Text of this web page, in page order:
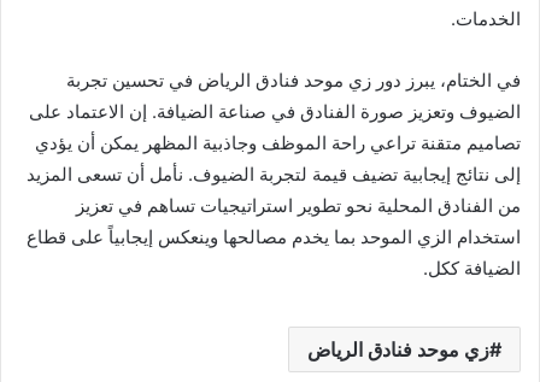
الخدمات.
في الختام، يبرز دور زي موحد فنادق الرياض في تحسين تجربة
الضيوف وتعزيز صورة الفنادق في صناعة الضيافة. إن الاعتماد على
تصاميم متقنة تراعي راحة الموظف وجاذبية المظهر يمكن أن يؤدي
إلى نتائج إيجابية تضيف قيمة لتجربة الضيوف. نأمل أن تسعى المزيد
من الفنادق المحلية نحو تطوير استراتيجيات تساهم في تعزيز
استخدام الزي الموحد بما يخدم مصالحها وينعكس إيجابياً على قطاع
الضيافة ككل.
زي موحد فنادق الرياض